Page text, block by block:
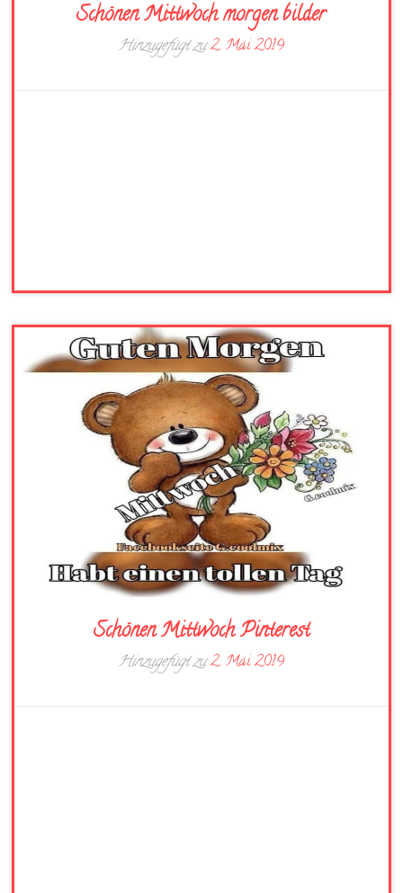
Schönen Mittwoch morgen bilder
Hinzugefügt zu2. Mai 2019
Schönen Mittwoch Pinterest
Hinzugefügt zu2. Mai 2019